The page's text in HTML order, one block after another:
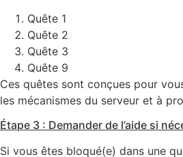
Quête 1
Quête 2
Quête 3
Quête 9
Ces quêtes sont conçues pour
les mécanismes du serveur et à
Étape 3 : Demander de l’aide si
Si vous êtes bloqué(e) dans une